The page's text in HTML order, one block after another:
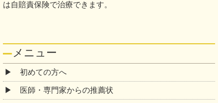
は自賠責保険で治療できます。
メニュー
初めての方へ
医師・専門家からの推薦状